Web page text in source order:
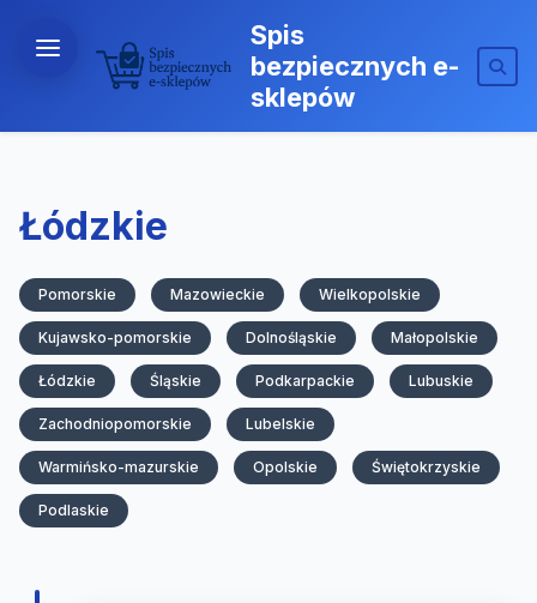
Spis
bezpiecznych e-
sklepów
Łódzkie
Pomorskie Mazowieckie Wielkopolskie
Kujawsko-pomorskie Dolnośląskie Małopolskie
Łódzkie Śląskie Podkarpackie Lubuskie
Zachodniopomorskie Lubelskie
Warmińsko-mazurskie Opolskie Świętokrzyskie
Podlaskie